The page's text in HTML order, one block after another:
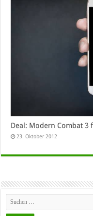
Deal: Modern Combat 3
23. Oktober 2012